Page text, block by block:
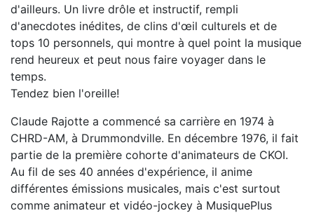
d'ailleurs. Un livre drôle et instructif, rempli
d'anecdotes inédites, de clins d'œil culturels et de
tops 10 personnels, qui montre à quel point la musique
rend heureux et peut nous faire voyager dans le
temps.
Tendez bien l'oreille!
Claude Rajotte a commencé sa carrière en 1974 à
CHRD-AM, à ­Drummondville. En décembre 1976, il fait
partie de la première cohorte d'animateurs de CKOI.
Au fil de ses 40 années d'expérience, il anime
différentes émissions musicales, mais c'est surtout
comme animateur et vidéo-jockey à MusiquePlus